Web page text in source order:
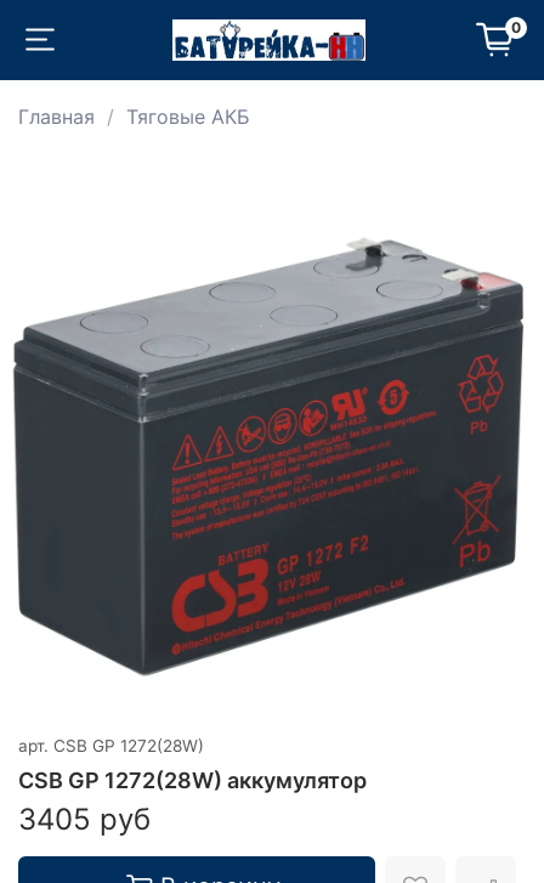
0
Главная Тяговые АКБ
арт. CSB GP 1272(28W)
CSB GP 1272(28W) аккумулятор
3405 руб